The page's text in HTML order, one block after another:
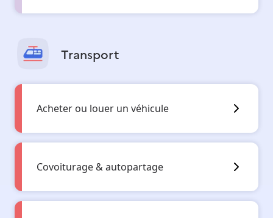
Transport
Acheter ou louer un véhicule
Covoiturage & autopartage